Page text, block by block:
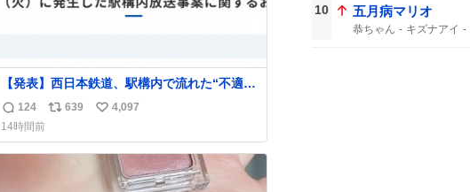
【発表】西日本鉄道、駅構内で流れた“不適切
音声”に声明「被害届も検討」
news.livedoor.com/article/detail… 4日に西
鉄福岡（天神）駅および薬院駅で発生した駅
構内放送事案について声明を公表した。「第
三者によって駅構内放送設備に外部から不正
に音声が流された可能性も含めて確認を実
返
信
数
124
リ
ス
639
い
ね
4,097
14時間前
10 五月病マリオ
恭ちゃん キズナアイ